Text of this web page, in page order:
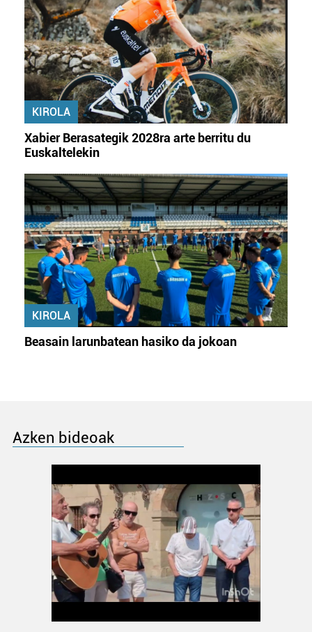
KIROLA
Xabier Berasategik 2028ra arte berritu du
Euskaltelekin
KIROLA
Beasain larunbatean hasiko da jokoan
Azken bideoak